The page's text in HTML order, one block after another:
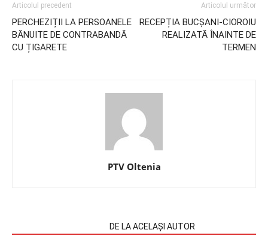
Articolul precedent
PERCHEZIȚII LA PERSOANELE
BĂNUITE DE CONTRABANDĂ
CU ȚIGARETE
Articolul următor
RECEPȚIA BUCȘANI-CIOROIU
REALIZATĂ ÎNAINTE DE
TERMEN
PTV Oltenia
DE LA ACELAȘI AUTOR